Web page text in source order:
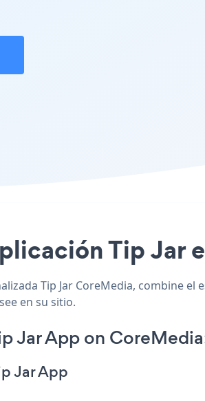
Tip Jar
Tip Jar CoreMedia, combine
en su sitio.
Jar App on
Jar App